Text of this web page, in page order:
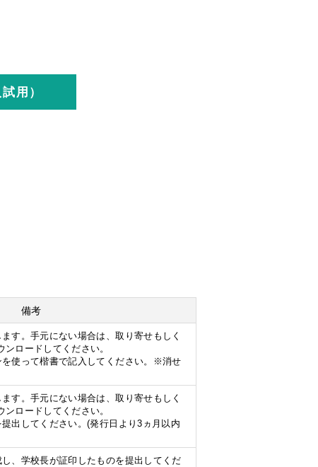
用）
備考
す。手元にない場合は、取り寄せもしく
ロードしてください。
使って楷書で記入してください。※消せ
す。手元にない場合は、取り寄せもしく
ロードしてください。
出してください。(発行日より3ヵ月以内
、学校長が証印したものを提出してくだ